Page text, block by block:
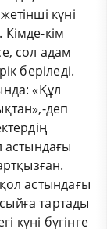
күні
кім
сол адам
беріледі.
«Құл
деп
астындағы
астындағы
тартады
күні бүгінге